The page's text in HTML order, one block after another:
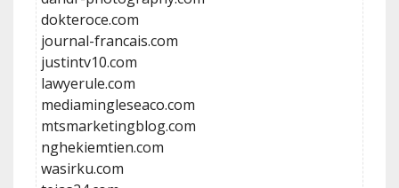
dokteroce.com
journal-francais.com
justintv10.com
lawyerule.com
mediamingleseaco.com
mtsmarketingblog.com
nghekiemtien.com
wasirku.com